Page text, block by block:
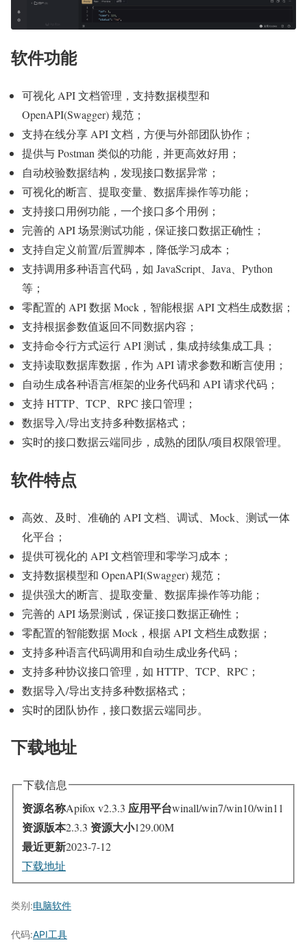
软件功能
可视化 API 文档管理，支持数据模型和
OpenAPI(Swagger) 规范；
支持在线分享 API 文档，方便与外部团队协作；
提供与 Postman 类似的功能，并更高效好用；
自动校验数据结构，发现接口数据异常；
可视化的断言、提取变量、数据库操作等功能；
支持接口用例功能，一个接口多个用例；
完善的 API 场景测试功能，保证接口数据正确性；
支持自定义前置/后置脚本，降低学习成本；
支持调用多种语言代码，如 JavaScript、Java、Python
等；
零配置的 API 数据 Mock，智能根据 API 文档生成数据；
支持根据参数值返回不同数据内容；
支持命令行方式运行 API 测试，集成持续集成工具；
支持读取数据库数据，作为 API 请求参数和断言使用；
自动生成各种语言/框架的业务代码和 API 请求代码；
支持 HTTP、TCP、RPC 接口管理；
数据导入/导出支持多种数据格式；
实时的接口数据云端同步，成熟的团队/项目权限管理。
软件特点
高效、及时、准确的 API 文档、调试、Mock、测试一体
化平台；
提供可视化的 API 文档管理和零学习成本；
支持数据模型和 OpenAPI(Swagger) 规范；
提供强大的断言、提取变量、数据库操作等功能；
完善的 API 场景测试，保证接口数据正确性；
零配置的智能数据 Mock，根据 API 文档生成数据；
支持多种语言代码调用和自动生成业务代码；
支持多种协议接口管理，如 HTTP、TCP、RPC；
数据导入/导出支持多种数据格式；
实时的团队协作，接口数据云端同步。
下载地址
下载信息
资源名称Apifox v2.3.3 应用平台winall/win7/win10/win11
资源版本2.3.3 资源大小129.00M
最近更新2023-7-12
下载地址
类别:电脑软件
代码:API工具